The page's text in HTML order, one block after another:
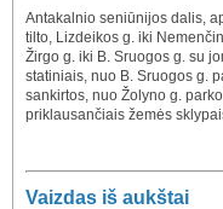
Antakalnio seniūnijos dalis,
tilto, Lizdeikos g. iki
Žirgo g. iki B. Sruogos g. su
statiniais, nuo B. Sruogos g.
sankirtos, nuo Žolyno g.
priklausančiais žemės
Vaizdas iš aukštai